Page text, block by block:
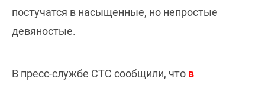
постучатся в насыщенные, но непростые
девяностые.
В пресс-службе СТС сообщили, что в